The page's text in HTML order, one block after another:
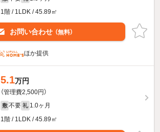
1階 / 1LDK / 45.89㎡
お問い合わせ （無料）
ほか提供
5.1万円
（管理費2,500円）
敷 不要 礼 1.0ヶ月
1階 / 1LDK / 45.89㎡